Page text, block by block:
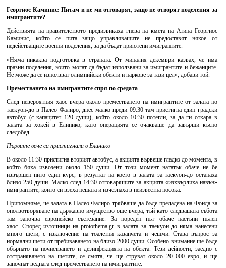
Георгиос Каминис: Питам и не ми отговарят, защо не отворят поделения за
имигрантите?
Действията на правителството предизвикаха гнева на кмета на Атина Георгиос
Каминис, който се пита защо управляващите не предоставят някое от
недействащите военни поделения, за да бъдат приютени имигрантите.
«Няма никаква подготовка в страната. От миналия декември казвах, че има
празни поделения, които могат да бъдат използвани за имигрантите и бежанците.
Не може да се използват олимпийски обекти и паркове за тази цел», добави той.
Преместването на имигрантите спря по средата
След невероятния хаос вчера около преместването на имигрантите от залата по
таекуон-до в Палео Фалиро, днес малко преди 09:30 там пристигна един градски
автобус (с капацитет 120 души), който около 10:30 потегли, за да ги откара в
залата за хокей в Елинико, като операцията се очакваше да завърши късно
следобед.
Първите вече са пристигнали в Елинико
В около 11:30 пристигна вторият автобус, а акцията вървеше гладко до момента, в
който бяха извозени около 150 души. От този момент нататък обаче не бе
извършен нито един курс, в резултат на което в залата за таекуон-до останаха
близо 250 души. Малко след 14:30 отговарящите за акцията «изхвърлиха навън»
имигрантите, които си взеха нещата и изчезнаха в неизвестна посока.
Припомняме, че залата в Палео Фалиро трябваше да бъде предадена на Фонда за
оползотворяване на държавно имущество още вчера, тъй като следващата събота
там започва европейско състезание. За пореден път обаче настъпи пълен
хаос. Според източници на protothema.gr в залата за таекуон-до няма нанесени
много щети, с изключение на тоалетни казанчета и чешми. Става въпрос за
нормални щети от пребиваването на близо 2000 души. Особено внимание ще бъде
обърнато на почистването и дезинфекцията на обекта. Тези дейности, заедно с
отстраняването на щетите, се смята, че ще струват около 20 000 евро, и ще
започнат веднага след преместването на имигрантите.